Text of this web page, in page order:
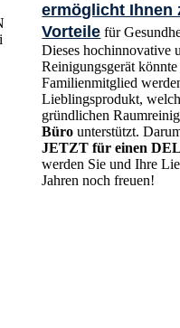
ermöglicht Ihnen
Vorteile für
Dieses hochinnovative
Reinigungsgerät
Familienmitglied
Lieblingsprodukt,
gründlichen
Büro unterstützt.
JETZT für einen
werden Sie und Ihre
Jahren noch freuen!